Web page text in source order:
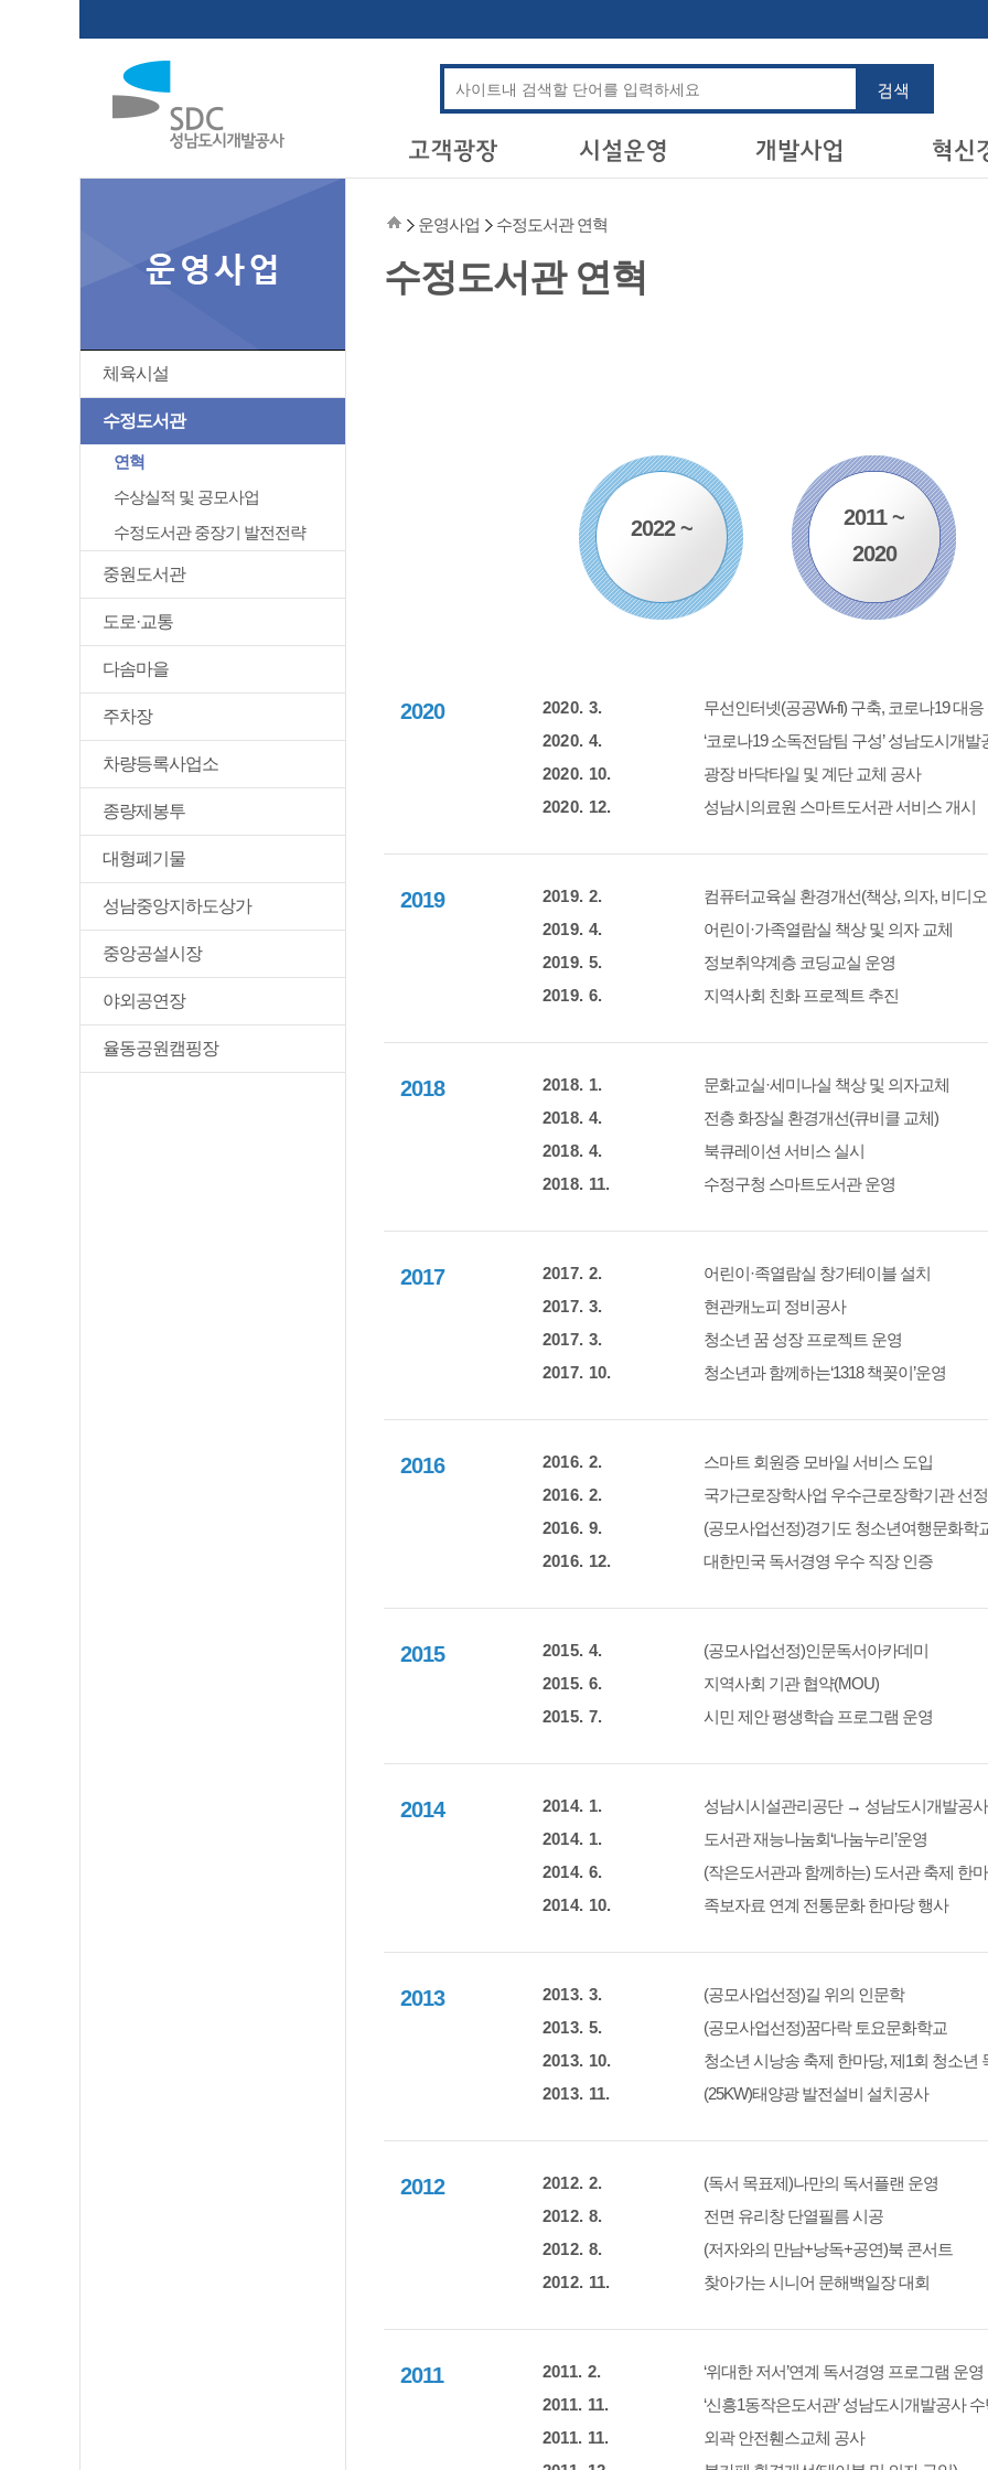
체육시설
수정도서관
연혁
수상실적 및 공모사업
수정도서관 중장기 발전전략
중원도서관
도로·교통
다솜마을
주차장
차량등록사업소
종량제봉투
대형폐기물
성남중앙지하도상가
중앙공설시장
야외공연장
율동공원캠핑장
수정도서관 연혁
운영사업 수정도서관 연혁
2022 ~
2011 ~
2020
2020 2020. 3.
무선인터넷(공공Wi-fi) 구축, 코로나19 대
2020. 4.
‘코로나19 소독전담팀 구성’ 성남도시개
2020. 10.
광장 바닥타일 및 계단 교체 공사
2020. 12.
성남시의료원 스마트도서관 서비스 개시
2019 2019. 2.
컴퓨터교육실 환경개선(책상, 의자, 비디
2019. 4.
어린이·가족열람실 책상 및 의자 교체
2019. 5.
정보취약계층 코딩교실 운영
2019. 6.
지역사회 친화 프로젝트 추진
2018 2018. 1.
문화교실·세미나실 책상 및 의자교체
2018. 4.
전층 화장실 환경개선(큐비클 교체)
2018. 4.
북큐레이션 서비스 실시
2018. 11.
수정구청 스마트도서관 운영
2017 2017. 2.
어린이·족열람실 창가테이블 설치
2017. 3.
현관캐노피 정비공사
2017. 3.
청소년 꿈 성장 프로젝트 운영
2017. 10.
청소년과 함께하는‘1318 책꽂이’운영
2016 2016. 2.
스마트 회원증 모바일 서비스 도입
2016. 2.
국가근로장학사업 우수근로장학기관 선정
2016. 9.
(공모사업선정)경기도 청소년여행문화학
2016. 12.
대한민국 독서경영 우수 직장 인증
2015 2015. 4.
(공모사업선정)인문독서아카데미
2015. 6.
지역사회 기관 협약(MOU)
2015. 7.
시민 제안 평생학습 프로그램 운영
2014 2014. 1.
성남시시설관리공단 → 성남도시개발공
2014. 1.
도서관 재능나눔회‘나눔누리’운영
2014. 6.
(작은도서관과 함께하는) 도서관 축제 한
2014. 10.
족보자료 연계 전통문화 한마당 행사
2013 2013. 3.
(공모사업선정)길 위의 인문학
2013. 5.
(공모사업선정)꿈다락 토요문화학교
2013. 10.
청소년 시낭송 축제 한마당, 제1회 청소년
2013. 11.
(25KW)태양광 발전설비 설치공사
2012 2012. 2.
(독서 목표제)나만의 독서플랜 운영
2012. 8.
전면 유리창 단열필름 시공
2012. 8.
(저자와의 만남+낭독+공연)북 콘서트
2012. 11.
찾아가는 시니어 문해백일장 대회
2011 2011. 2.
‘위대한 저서’연계 독서경영 프로그램 운영
2011. 11.
‘신흥1동작은도서관’ 성남도시개발공사
2011. 11.
외곽 안전휀스교체 공사